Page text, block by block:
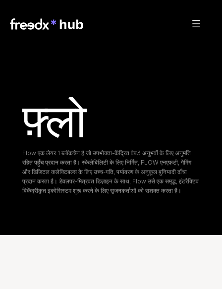
फ़्लो
Flow एक लेयर 1 ब्लॉकचेन है जो उपभोक्ता-केंद्रित वेब3 अनुभवों के लिए अनुमति
रहित पहुँच प्रदान करता है। स्केलेबिलिटी के लिए निर्मित, FLOW एनएफटी, गेमिंग
और डिजिटल कलेक्टिबल्स के लिए उच्च-गति, पर्यावरण के अनुकूल बुनियादी ढाँचा
प्रदान करता है। डेवलपर-मित्रवत डिज़ाइन के साथ, Flow उसे एक समृद्ध, इंटरैक्टिव
विकेंद्रीकृत इकोसिस्टम शुरू करने के लिए सृजनकर्ताओं को सशक्त करता है।